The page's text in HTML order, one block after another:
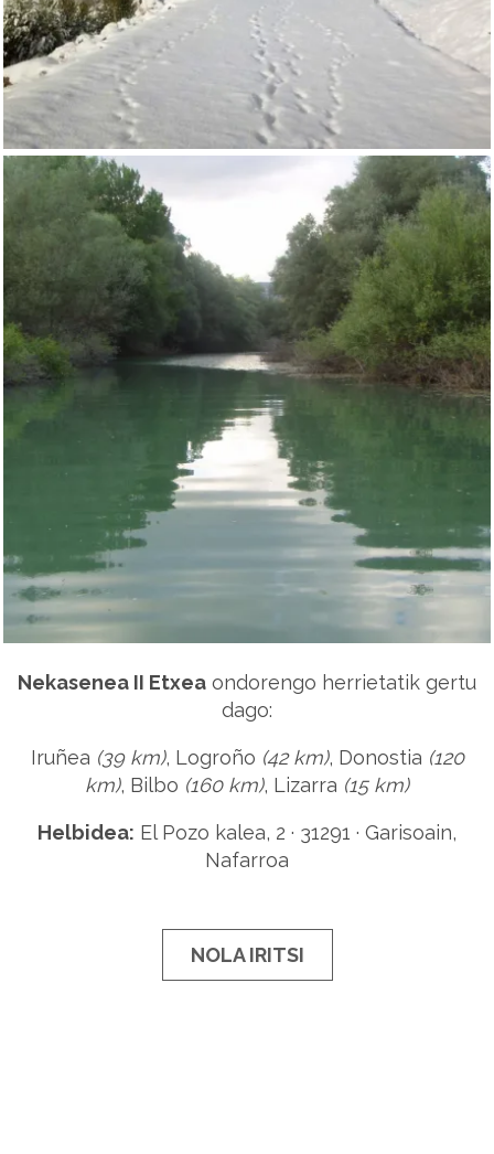
Nekasenea II Etxea ondorengo herrietatik gertu
dago:
Iruñea (39 km), Logroño (42 km), Donostia (120
km), Bilbo (160 km), Lizarra (15 km)
Helbidea: El Pozo kalea, 2 · 31291 · Garisoain,
Nafarroa
NOLA IRITSI